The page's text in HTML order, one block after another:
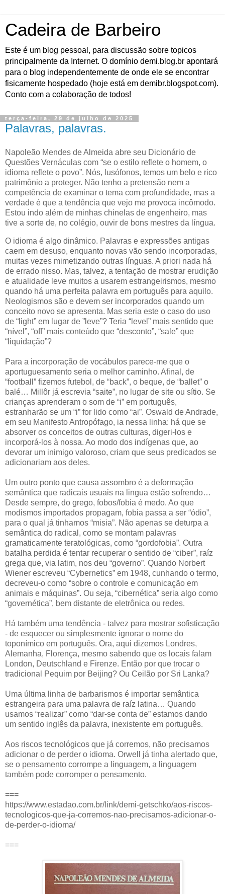
Cadeira de Barbeiro
Este é um blog pessoal, para discussão sobre topicos
principalmente da Internet. O domínio demi.blog.br apontará
para o blog independentemente de onde ele se encontrar
fisicamente hospedado (hoje está em demibr.blogspot.com).
Conto com a colaboração de todos!
terça-feira, 29 de julho de 2025
Palavras, palavras.
Napoleão Mendes de Almeida abre seu Dicionário de
Questões Vernáculas com “se o estilo reflete o homem, o
idioma reflete o povo”. Nós, lusófonos, temos um belo e rico
patrimônio a proteger. Não tenho a pretensão nem a
competência de examinar o tema com profundidade, mas a
verdade é que a tendência que vejo me provoca incômodo.
Estou indo além de minhas chinelas de engenheiro, mas
tive a sorte de, no colégio, ouvir de bons mestres da língua.
O idioma é algo dinâmico. Palavras e expressões antigas
caem em desuso, enquanto novas vão sendo incorporadas,
muitas vezes mimetizando outras línguas. A priori nada há
de errado nisso. Mas, talvez, a tentação de mostrar erudição
e atualidade leve muitos a usarem estrangeirismos, mesmo
quando há uma perfeita palavra em português para aquilo.
Neologismos são e devem ser incorporados quando um
conceito novo se apresenta. Mas seria este o caso do uso
de “light” em lugar de ”leve”? Teria “level” mais sentido que
“nível”, “off” mais conteúdo que “desconto”, “sale” que
“liquidação”?
Para a incorporação de vocábulos parece-me que o
aportuguesamento seria o melhor caminho. Afinal, de
“football” fizemos futebol, de “back”, o beque, de “ballet” o
balé… Millôr já escrevia “saite”, no lugar de site ou sítio. Se
crianças aprenderam o som de “i” em português,
estranharão se um “i” for lido como “ai”. Oswald de Andrade,
em seu Manifesto Antropófago, ia nessa linha: há que se
absorver os conceitos de outras culturas, digeri-los e
incorporá-los à nossa. Ao modo dos indígenas que, ao
devorar um inimigo valoroso, criam que seus predicados se
adicionariam aos deles.
Um outro ponto que causa assombro é a deformação
semântica que radicais usuais na lingua estão sofrendo…
Desde sempre, do grego, fobos/fobia é medo. Ao que
modismos importados propagam, fobia passa a ser “ódio”,
para o qual já tinhamos “misia”. Não apenas se deturpa a
semântica do radical, como se montam palavras
gramaticamente teratológicas, como “gordofobia”. Outra
batalha perdida é tentar recuperar o sentido de “ciber”, raíz
grega que, via latim, nos deu “governo”. Quando Norbert
Wiener escreveu “Cybernetics” em 1948, cunhando o termo,
decreveu-o como “sobre o controle e comunicação em
animais e máquinas”. Ou seja, “cibernética” seria algo como
“governética”, bem distante de eletrônica ou redes.
Há também uma tendência - talvez para mostrar sofisticação
- de esquecer ou simplesmente ignorar o nome do
toponímico em português. Ora, aqui dizemos Londres,
Alemanha, Florença, mesmo sabendo que os locais falam
London, Deutschland e Firenze. Então por que trocar o
tradicional Pequim por Beijing? Ou Ceilão por Sri Lanka?
Uma última linha de barbarismos é importar semântica
estrangeira para uma palavra de raíz latina… Quando
usamos “realizar” como “dar-se conta de” estamos dando
um sentido inglês da palavra, inexistente em português.
Aos riscos tecnológicos que já corremos, não precisamos
adicionar o de perder o idioma. Orwell já tinha alertado que,
se o pensamento corrompe a linguagem, a linguagem
também pode corromper o pensamento.
===
https://www.estadao.com.br/link/demi-getschko/aos-riscos-
tecnologicos-que-ja-corremos-nao-precisamos-adicionar-o-
de-perder-o-idioma/
===